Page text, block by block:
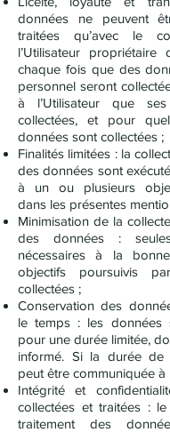
données ne peuvent
traitées qu’avec le
l’Utilisateur
chaque fois que des
personnel seront
à l’Utilisateur que
collectées, et pour
données sont collectées ;
Finalités limitées : la
des données sont
à un ou plusieurs
dans les présentes
Minimisation de la
des données :
nécessaires à la
objectifs poursuivis
collectées ;
Conservation des
le temps : les données
pour une durée limitée,
informé. Si la durée de
peut être communiquée à
Intégrité et
collectées et traitées :
traitement des